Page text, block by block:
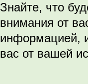
Знайте, что
внимания от
информацией,
вас от вашей